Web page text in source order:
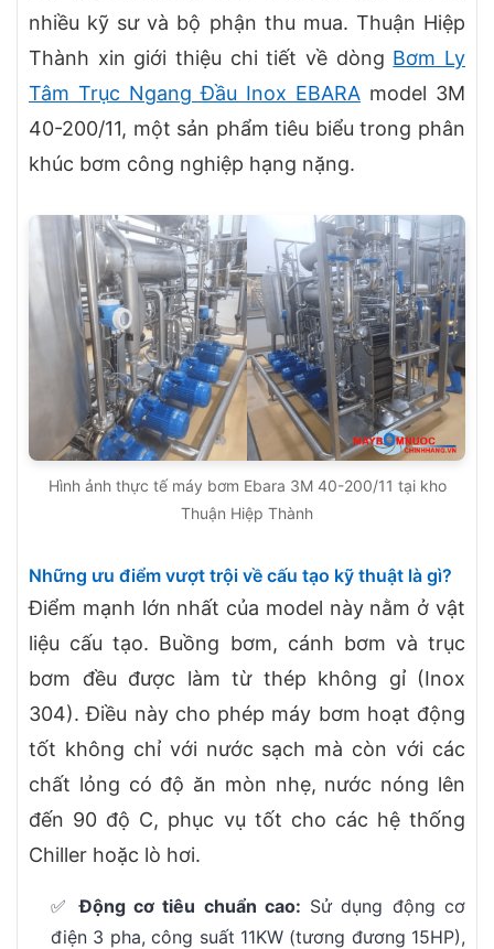
nhiều kỹ sư và bộ phận thu mua. Thuận Hiệp
Thành xin giới thiệu chi tiết về dòng Bơm Ly
Tâm Trục Ngang Đầu Inox EBARA model 3M
40-200/11, một sản phẩm tiêu biểu trong phân
khúc bơm công nghiệp hạng nặng.
Hình ảnh thực tế máy bơm Ebara 3M 40-200/11 tại kho
Thuận Hiệp Thành
Những ưu điểm vượt trội về cấu tạo kỹ thuật là gì?
Điểm mạnh lớn nhất của model này nằm ở vật
liệu cấu tạo. Buồng bơm, cánh bơm và trục
bơm đều được làm từ thép không gỉ (Inox
304). Điều này cho phép máy bơm hoạt động
tốt không chỉ với nước sạch mà còn với các
chất lỏng có độ ăn mòn nhẹ, nước nóng lên
đến 90 độ C, phục vụ tốt cho các hệ thống
Chiller hoặc lò hơi.
✅Động cơ tiêu chuẩn cao: Sử dụng động cơ
điện 3 pha, công suất 11KW (tương đương 15HP),